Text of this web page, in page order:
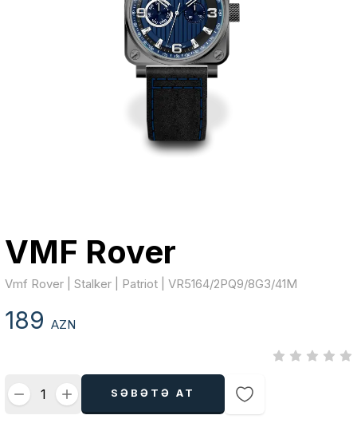
VMF Rover
Vmf Rover | Stalker | Patriot | VR5164/2PQ9/8G3/41M
189AZN
SƏBƏTƏ AT